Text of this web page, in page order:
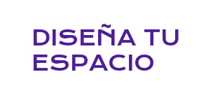
DISEÑA TU
ESPACIO